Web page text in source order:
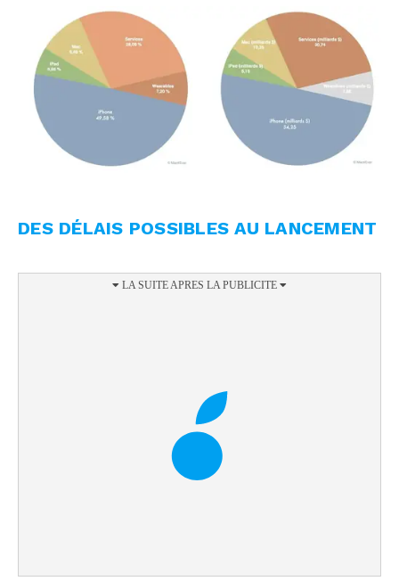
DES DÉLAIS POSSIBLES AU LANCEMENT